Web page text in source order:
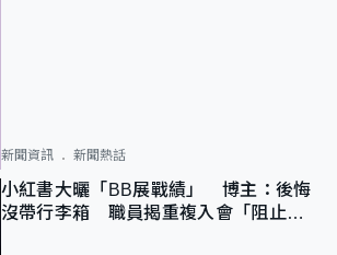
新聞資訊 新聞熱話
小紅書大曬「BB展戰績」 博主：後悔
沒帶行李箱 職員揭重複入會「阻止唔